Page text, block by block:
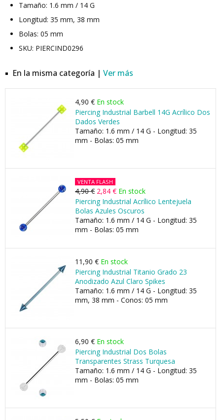
Tamaño: 1.6 mm / 14 G
Longitud: 35 mm, 38 mm
Bolas: 05 mm
SKU: PIERCIND0296
En la misma categoría | Ver más
4,90 € En stock
Piercing Industrial Barbell 14G Acrílico Dos
Dados Verdes
Tamaño: 1.6 mm / 14 G - Longitud: 35
mm - Bolas: 05 mm
VENTA FLASH
4,90 € 2,84 € En stock
Piercing Industrial Acrílico Lentejuela
Bolas Azules Oscuros
Tamaño: 1.6 mm / 14 G - Longitud: 35
mm - Bolas: 05 mm
11,90 € En stock
Piercing Industrial Titanio Grado 23
Anodizado Azul Claro Spikes
Tamaño: 1.6 mm / 14 G - Longitud: 35
mm, 38 mm - Conos: 05 mm
6,90 € En stock
Piercing Industrial Dos Bolas
Transparentes Strass Turquesa
Tamaño: 1.6 mm / 14 G - Longitud: 35
mm - Bolas: 05 mm